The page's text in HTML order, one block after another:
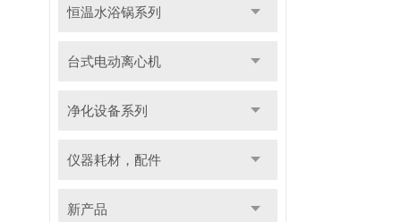
恒温水浴锅系列
台式电动离心机
净化设备系列
仪器耗材，配件
新产品